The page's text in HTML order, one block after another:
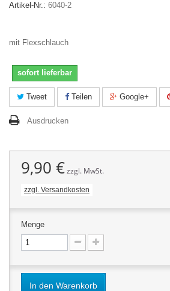
Artikel-Nr.: 6040-2
mit Flexschlauch
sofort lieferbar
Tweet Teilen Google+
Ausdrucken
9,90 €zzgl. MwSt.
zzgl. Versandkosten
Menge
In den Warenkorb